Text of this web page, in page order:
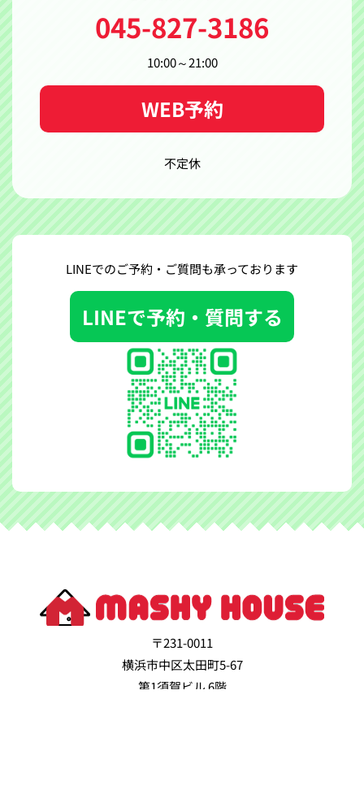
045-827-3186
10:00～21:00
WEB予約
不定休
LINEでのご予約・ご質問も承っております
LINEで予約・質問する
〒231-0011
横浜市中区太田町5-67
第1須賀ビル 6階